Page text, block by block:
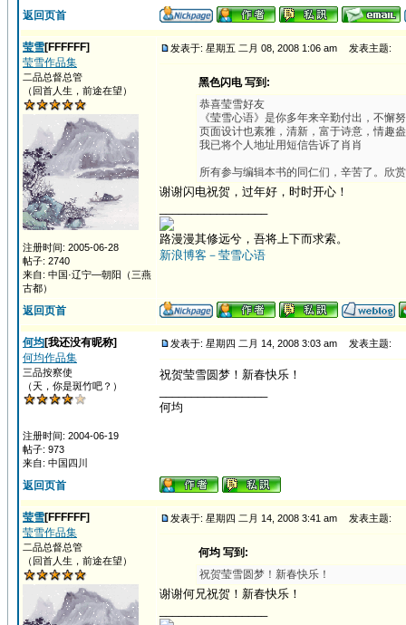
返回页首
莹雪[FFFFFF]
莹雪作品集
二品总督总管
（回首人生，前途在望）
注册时间: 2005-06-28
帖子: 2740
来自: 中国·辽宁—朝阳（三燕
古都）
发表于: 星期五 二月 08, 2008 1:06 am 发表主题:
黑色闪电 写到:
恭喜莹雪好友
《莹雪心语》是你多年来辛勤付出，不懈
页面设计也素雅，清新，富于诗意，情趣
我已将个人地址用短信告诉了肖肖
所有参与编辑本书的同仁们，辛苦了。欣
谢谢闪电祝贺，过年好，时时开心！
路漫漫其修远兮，吾将上下而求索。
新浪博客－莹雪心语
返回页首
何均[我还没有昵称]
何均作品集
三品按察使
（天，你是斑竹吧？）
注册时间: 2004-06-19
帖子: 973
来自: 中国四川
发表于: 星期四 二月 14, 2008 3:03 am 发表主题:
祝贺莹雪圆梦！新春快乐！
何均
返回页首
莹雪[FFFFFF]
莹雪作品集
二品总督总管
（回首人生，前途在望）
发表于: 星期四 二月 14, 2008 3:41 am 发表主题:
何均 写到:
祝贺莹雪圆梦！新春快乐！
谢谢何兄祝贺！新春快乐！